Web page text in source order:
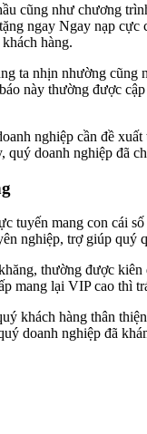
cũng như chương
ngay Ngay nạp
hàng.
nhịn nhường
này thường được
nghiệp cần đề
doanh nghiệp đã
tuyến mang con cái
nghiệp, trợ giúp
thường được
mang lại VIP cao thì
khách hàng thân
doanh nghiệp đã